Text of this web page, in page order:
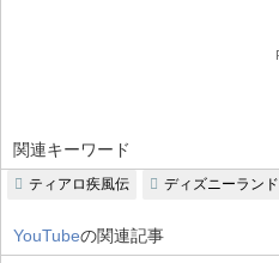
関連キーワード
ティアロ疾風伝 ディズニーランド
YouTubeの関連記事